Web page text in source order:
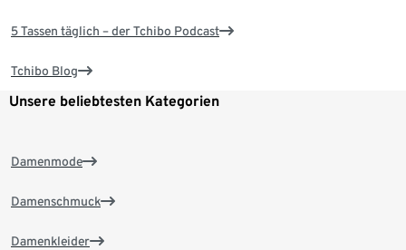
5 Tassen täglich – der Tchibo Podcast
Tchibo Blog
Unsere beliebtesten Kategorien
Damenmode
Damenschmuck
Damenkleider